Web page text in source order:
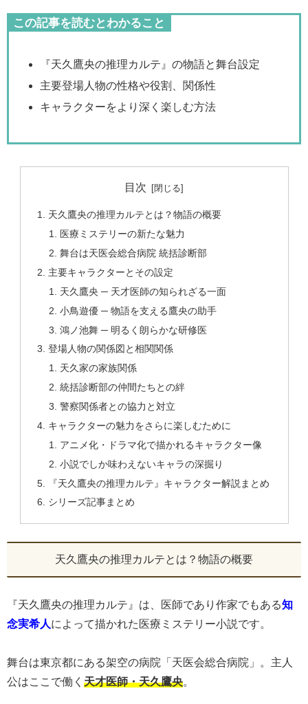
この記事を読むとわかること
『天久鷹央の推理カルテ』の物語と舞台設定
主要登場人物の性格や役割、関係性
キャラクターをより深く楽しむ方法
目次
天久鷹央の推理カルテとは？物語の概要
医療ミステリーの新たな魅力
舞台は天医会総合病院 統括診断部
主要キャラクターとその設定
天久鷹央 ─ 天才医師の知られざる一面
小鳥遊優 ─ 物語を支える鷹央の助手
鴻ノ池舞 ─ 明るく朗らかな研修医
登場人物の関係図と相関関係
天久家の家族関係
統括診断部の仲間たちとの絆
警察関係者との協力と対立
キャラクターの魅力をさらに楽しむために
アニメ化・ドラマ化で描かれるキャラクター像
小説でしか味わえないキャラの深掘り
『天久鷹央の推理カルテ』キャラクター解説まとめ
シリーズ記事まとめ
天久鷹央の推理カルテとは？物語の概要
『天久鷹央の推理カルテ』は、医師であり作家でもある知
念実希人によって描かれた医療ミステリー小説です。
舞台は東京都にある架空の病院「天医会総合病院」。主人
公はここで働く 天才医師・天久鷹央。